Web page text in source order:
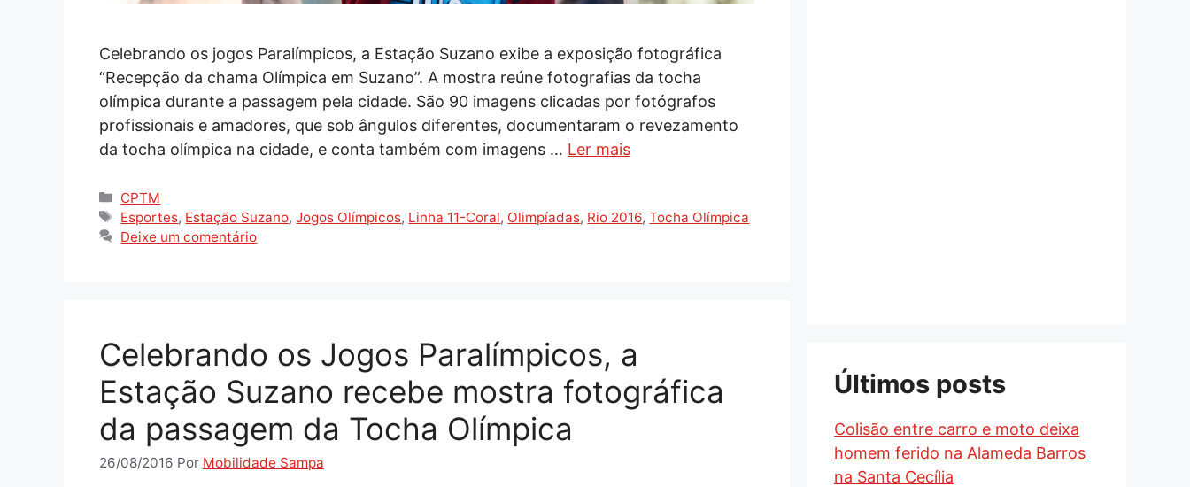
Celebrando os jogos Paralímpicos, a Estação Suzano exibe a exposição fotográfica
“Recepção da chama Olímpica em Suzano”. A mostra reúne fotografias da tocha
olímpica durante a passagem pela cidade. São 90 imagens clicadas por fotógrafos
profissionais e amadores, que sob ângulos diferentes, documentaram o revezamento
da tocha olímpica na cidade, e conta também com imagens … Ler mais
Categorias
CPTM
Tags
Esportes, Estação Suzano,Jogos Olímpicos, Linha 11-Coral, Olimpíadas, Rio 2016,Tocha Olímpica
Deixe um comentário
Celebrando os Jogos Paralímpicos, a
Estação Suzano recebe mostra fotográfica
da passagem da Tocha Olímpica
26/08/2016 Por Mobilidade Sampa
Últimos posts
Colisão entre carro e moto deixa
homem ferido na Alameda Barros
na Santa Cecília